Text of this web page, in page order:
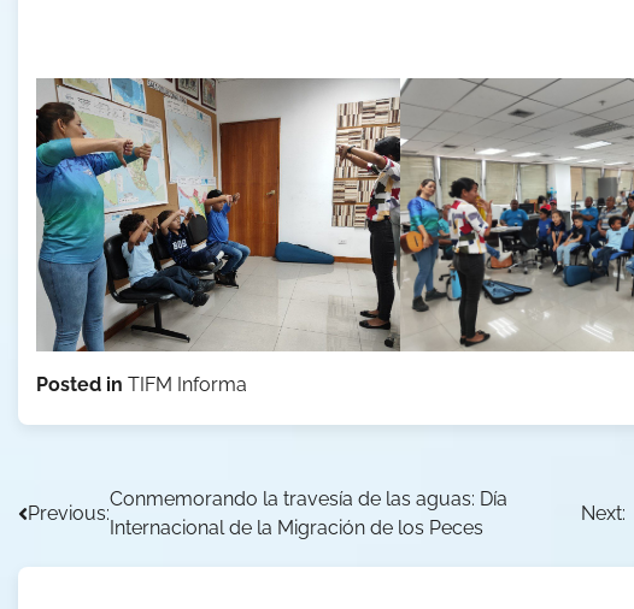
Posted in TIFM Informa
Navegación
Previous:
Conmemorando la travesía de las aguas: Día
Internacional de la Migración de los Peces
Next: